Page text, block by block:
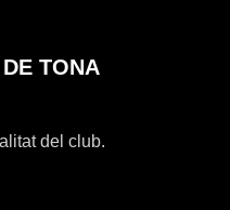
TONA
del club.